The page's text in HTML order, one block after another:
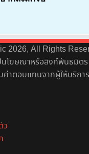
2026, All Rights
นโฆษณาหรือลิงก์พันธมิต
บค่าตอบแทนจากผู้ให้บริก
ว